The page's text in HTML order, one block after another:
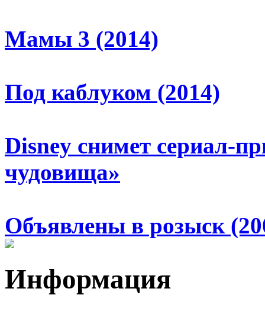
Мамы 3 (2014)
Под каблуком (2014)
Disney снимет сериал-
чудовища»
Объявлены в розыск
Информация